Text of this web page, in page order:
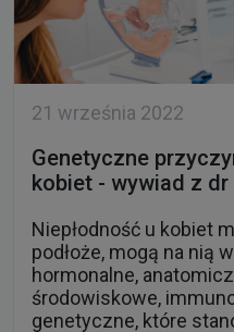
21 września 2022
Genetyczne
kobiet - wywiad z
Niepłodność u kobiet
podłoże, mogą na nią
hormonalne,
środowiskowe,
genetyczne, które